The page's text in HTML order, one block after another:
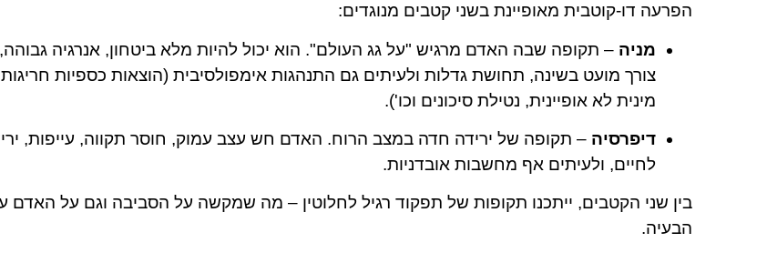
הפרעה דו-קוטבית מאופיינת בשני קטבים מנוגדים:
מניה – תקופה שבה האדם מרגיש "על גג העולם". הוא יכול להיות מלא ביטחון, אנרגיה
צורך מועט בשינה, תחושת גדלות ולעיתים גם התנהגות אימפולסיבית (הוצאות כספיות
מינית לא אופיינית, נטילת סיכונים וכו').
דיפרסיה – תקופה של ירידה חדה במצב הרוח. האדם חש עצב עמוק, חוסר תקווה, עייפות,
לחיים, ולעיתים אף מחשבות אובדניות.
בין שני הקטבים, ייתכנו תקופות של תפקוד רגיל לחלוטין – מה שמקשה על הסביבה וגם על האדם
הבעיה.